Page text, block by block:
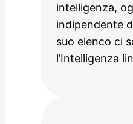
intelligenza,
indipendente
suo elenco ci
l’Intelligenza